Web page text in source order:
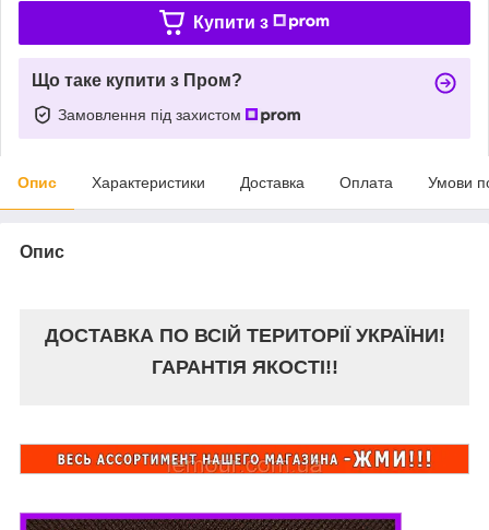
Купити з
Що таке купити з Пром?
Замовлення під захистом
Опис Характеристики Доставка Оплата Умови
Опис
ДОСТАВКА ПО ВСІЙ ТЕРИТОРІЇ УКРАЇНИ!
ГАРАНТІЯ ЯКОСТІ!!